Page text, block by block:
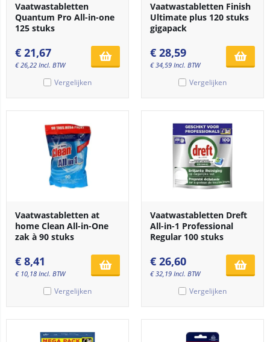
Vaatwastabletten
Quantum Pro All-in-one
125 stuks
€ 21,67
€26,22 Incl. BTW
Vergelijken
Vaatwastabletten Finish
Ultimate plus 120 stuks
gigapack
€ 28,59
€34,59 Incl. BTW
Vergelijken
Vaatwastabletten at
home Clean All-in-One
zak à 90 stuks
€ 8,41
€ 10,18 Incl. BTW
Vergelijken
Vaatwastabletten Dreft
All-in-1 Professional
Regular 100 stuks
€ 26,60
€32,19 Incl. BTW
Vergelijken